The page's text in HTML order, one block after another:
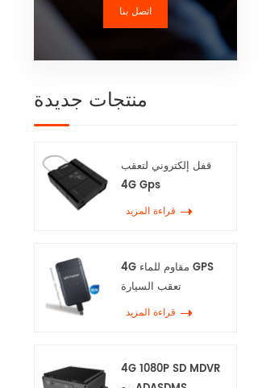
اتصل بنا
منتجات جديدة
قفل إلكتروني لتعقب
4G Gps
قراءة المزيد
4G مقاوم للماء GPS
تعقب السيارة
قراءة المزيد
4G 1080P SD MDVR